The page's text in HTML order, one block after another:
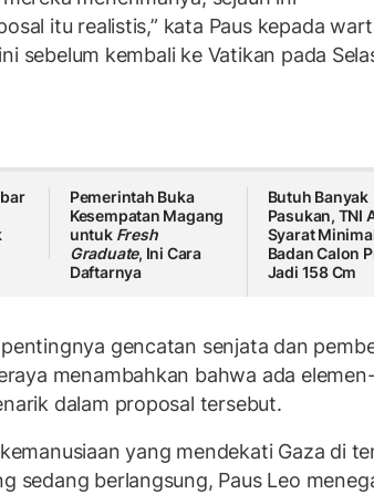
itu realistis,” kata Paus kepada
sebelum kembali ke Vatikan pada
Pemerintah Buka
Kesempatan Magang
untuk Fresh
Graduate, Ini Cara
Daftarnya
Butuh Banyak
Pasukan, TNI
Syarat
Badan Calon
Jadi 158 Cm
gencatan senjata dan
menambahkan bahwa ada
dalam proposal tersebut.
yang mendekati Gaza di
sedang berlangsung, Paus Leo